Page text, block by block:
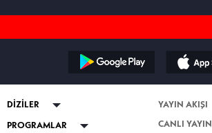
DİZİLER
ABİ
PROGRAMLAR
YAYIN AKIŞI
CANLI YAYIN